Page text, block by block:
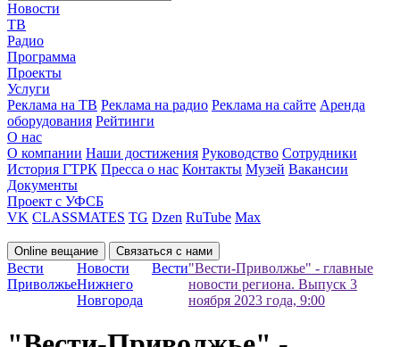
Новости
ТВ
Радио
Программа
Проекты
Услуги
Реклама на ТВ Реклама на радио Реклама на сайте Аренда
оборудования Рейтинги
О нас
О компании Наши достижения Руководство Сотрудники
История ГТРК Пресса о нас Контакты Музей Вакансии
Документы
Проект с УФСБ
VK CLASSMATES TG Dzen RuTube Max
Online вещание Связаться с нами
Вести
Приволжье
Новости
Нижнего
Новгорода
Вести"Вести-Приволжье" - главные
новости региона. Выпуск 3
ноября 2023 года, 9:00